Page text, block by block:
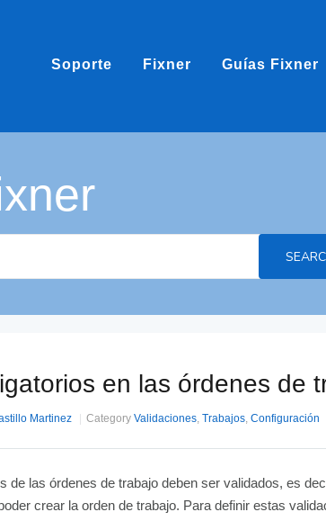
Soporte Fixner Guías Fixner
en las órdenes de
Martinez Category Validaciones, Trabajos, Configuración
de las órdenes de trabajo deben ser validados, es
crear la orden de trabajo. Para definir estas